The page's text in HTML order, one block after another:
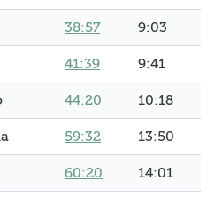
38:57 9:03
41:39 9:41
44:20 10:18
59:32 13:50
60:20 14:01